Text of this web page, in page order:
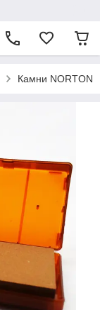
Камни NORTON